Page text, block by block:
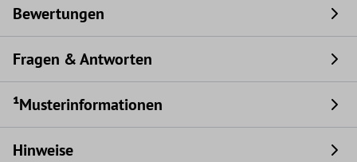
Bewertungen
Fragen & Antworten
¹Musterinformationen
Hinweise